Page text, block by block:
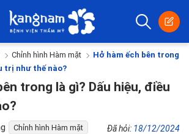
Chỉnh hình Hàm mặt
Hở hàm ếch bên trong
trị như thế nào?
trong là gì? Dấu hiệu, điều
Chỉnh hình Hàm mặt Đã hỏi: 18/12/2024